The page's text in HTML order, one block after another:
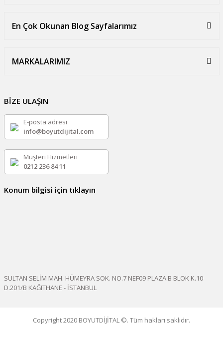
En Çok Okunan Blog Sayfalarımız
MARKALARIMIZ
BİZE ULAŞIN
E-posta adresi
info@boyutdijital.com
Müşteri Hizmetleri
0212 236 84 11
Konum bilgisi için tıklayın
SULTAN SELİM MAH. HÜMEYRA SOK. NO.7 NEF09 PLAZA B BLOK K.10
D.201/B KAĞITHANE - İSTANBUL
Copyright 2020 BOYUTDİJİTAL ©. Tüm hakları saklıdır.